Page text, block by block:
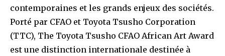
contemporaines et les grands enjeux des sociétés.
Porté par CFAO et Toyota Tsusho Corporation
(TTC), The Toyota Tsusho CFAO African Art Award
est une distinction internationale destinée à